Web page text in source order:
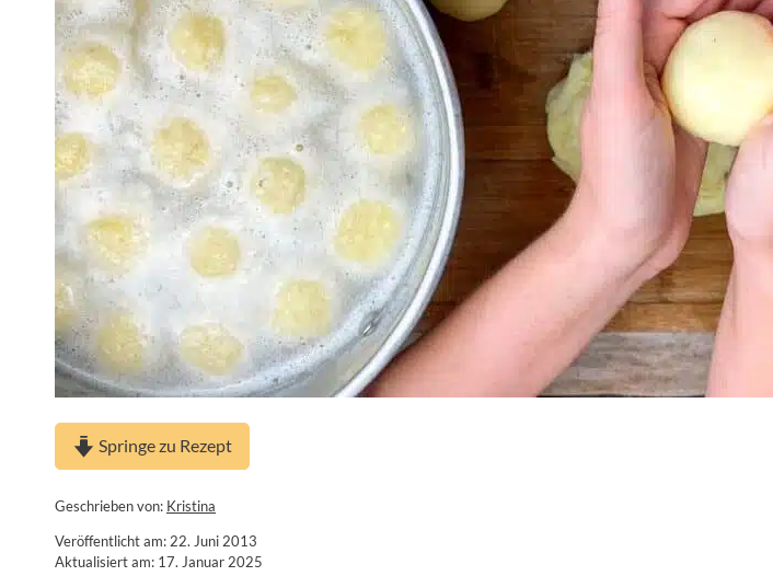
Springe zu Rezept
Geschrieben von: Kristina
Veröffentlicht am: 22. Juni 2013
Aktualisiert am: 17. Januar 2025